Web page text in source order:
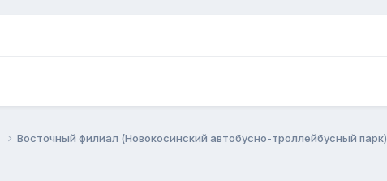
Восточный филиал (Новокосинский автобусно-троллейбусный парк)